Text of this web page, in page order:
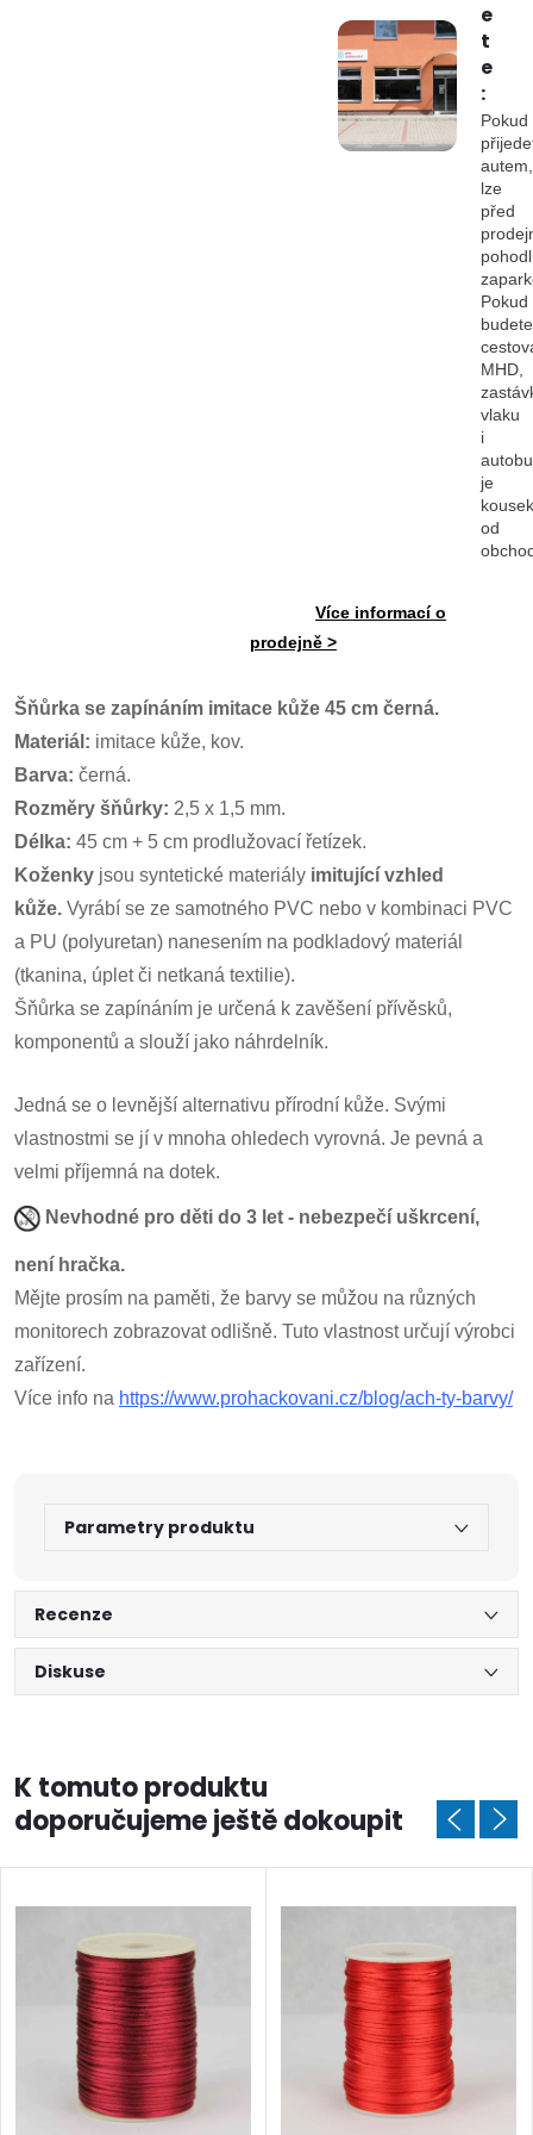
Šňůrka se zapínáním imitace kůže 45 cm černá.
Materiál: imitace kůže, kov.
Barva: černá.
Rozměry šňůrky: 2,5 x 1,5 mm.
Délka: 45 cm + 5 cm prodlužovací řetízek.
Koženky jsou syntetické materiály imitující vzhled
kůže. Vyrábí se ze samotného PVC nebo v kombinaci PVC
a PU (polyuretan) nanesením na podkladový materiál
(tkanina, úplet či netkaná textilie).
Šňůrka se zapínáním je určená k zavěšení přívěsků,
komponentů a slouží jako náhrdelník.
Jedná se o levnější alternativu přírodní kůže. Svými
vlastnostmi se jí v mnoha ohledech vyrovná. Je pevná a
velmi příjemná na dotek.
Nevhodné pro děti do 3 let - nebezpečí uškrcení,
není hračka.
Mějte prosím na paměti, že barvy se můžou na různých
monitorech zobrazovat odlišně. Tuto vlastnost určují výrobci
zařízení.
Více info na https://www.prohackovani.cz/blog/ach-ty-barvy/
e
t
e
:
Pokud
autem,
lze
před
Pokud
budete
MHD,
vlaku
i
je
kousek
od
Více informací o
prodejně >
Parametry produktu
Recenze
Diskuse
K tomuto produktu
doporučujeme ještě dokoupit
Doprava a platby Blog a návody
Poslat